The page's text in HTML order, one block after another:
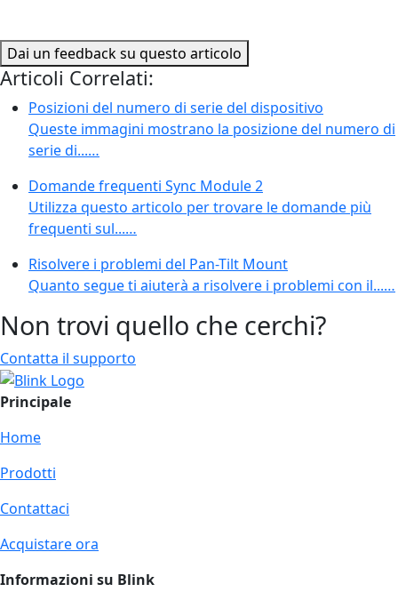
Dai un feedback su questo articolo
Articoli Correlati:
Posizioni del numero di serie del dispositivo
Queste immagini mostrano la posizione del numero di
serie di...…
Domande frequenti Sync Module 2
Utilizza questo articolo per trovare le domande più
frequenti sul...…
Risolvere i problemi del Pan-Tilt Mount
Quanto segue ti aiuterà a risolvere i problemi con il...…
Non trovi quello che cerchi?
Contatta il supporto
Principale
Home
Prodotti
Contattaci
Acquistare ora
Informazioni su Blink